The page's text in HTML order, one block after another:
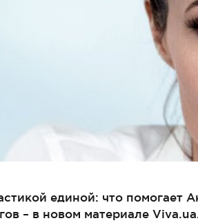
единой: что
– в новом материале